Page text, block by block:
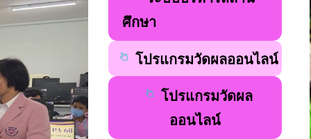
ศึกษา
โปรแกรมวัดผลออนไลน์
โปรแกรมวัดผล
ออนไลน์